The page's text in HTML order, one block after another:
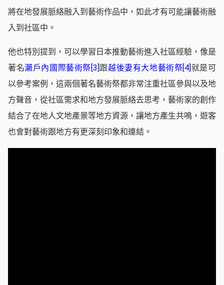
將在地發展脈絡融入到藝術作品中，如此才有可能讓藝術融
入到社區中。
他也特別提到，可以學習日本推動藝術進入社區經驗，像是
著名瀨戶內國際藝術祭 [3] 跟越後妻有大地藝術祭 [4] 就是可
以參考案例，這兩個著名藝術祭都非常注重社區參與以及地
方聲音，從社區需求和地方發展脈絡去思考，藝術家的創作
結合了在地人文地產景等地方資源，讓地方產生共鳴，遊客
也會對藝術跟地方有更深刻印象和連結。